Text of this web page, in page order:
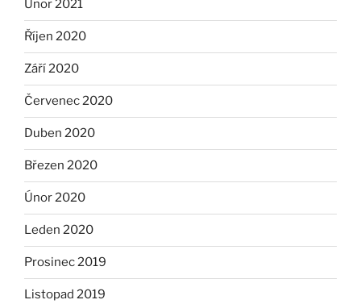
Únor 2021
Říjen 2020
Září 2020
Červenec 2020
Duben 2020
Březen 2020
Únor 2020
Leden 2020
Prosinec 2019
Listopad 2019